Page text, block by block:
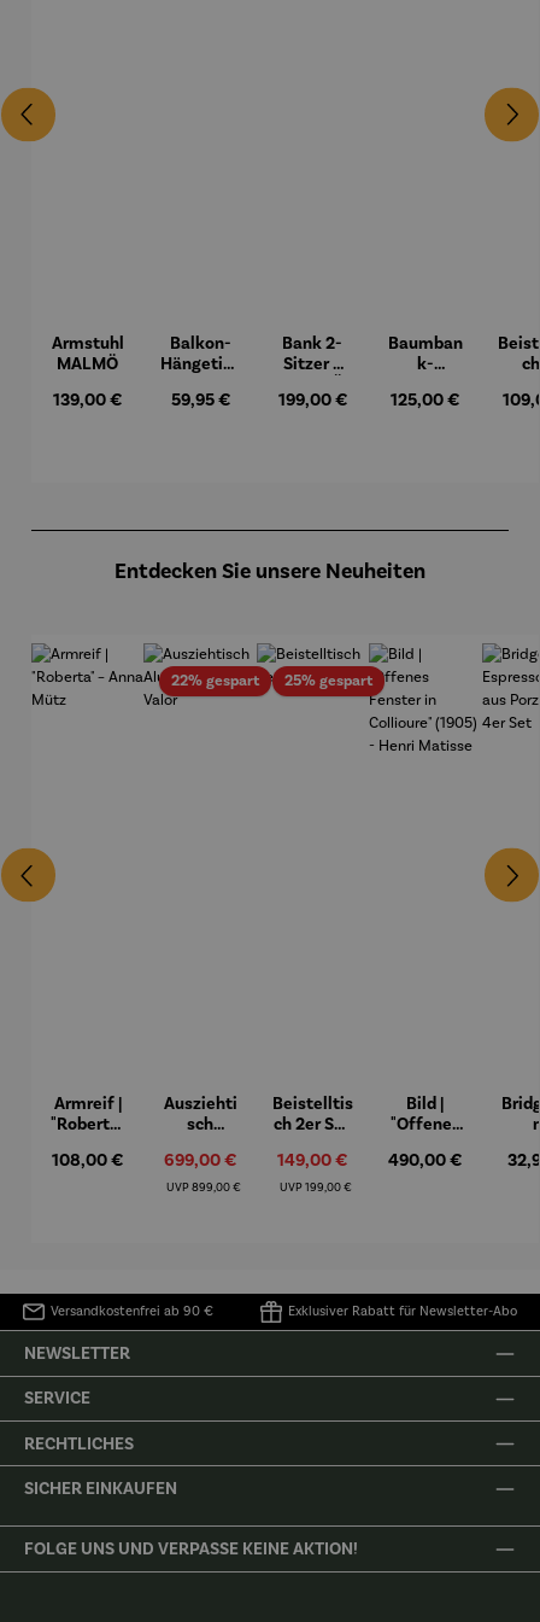
Armstuhl
MALMÖ
Regulärer Preis:
139,00 €
Balkon-
Hängetisc
BERKELE
Regulärer Preis:
59,95 €
Bank 2-
Sitzer –
Regulärer Preis:
199,00 €
Baumban
k-
Regulärer Preis:
125,00 €
Entdecken Sie unsere Neuheiten
Armreif |
"Roberta"
Mütz
Regulärer Preis:
108,00 €
22% gespartRabatt
Ausziehti
sch
m – Valor
Verkaufspreis:
699,00 €
UVP Regulärer Preis:
899,00 €
25% gespartRabatt
Beistelltis
ch 2er Set
Verkaufspreis:
149,00 €
UVPRegulärer Preis:
199,00 €
Bild |
"Offenes
Collioure"
Regulärer Preis:
490,00 €
Versandkostenfrei ab 90 € Exklusiver Rabatt für Newsletter-Abo
NEWSLETTER
SERVICE
RECHTLICHES
SICHER EINKAUFEN
FOLGE UNS UND VERPASSE KEINE AKTION!